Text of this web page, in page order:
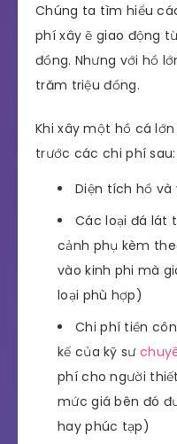
Chúng ta tìm hiểu
phí xây ẽ giao động
đồng. Nhưng với hồ
trăm triệu đồng.
Khi xây một hồ cá
trước các chi phí sau:
Diện tích hồ và
Các loại đá lát
cảnh phụ kèm
vào kinh phi mà
loại phù hợp)
Chi phí tiền
kế của kỹ sư
phí cho người
mức giá bên đó
hay phúc tạp)